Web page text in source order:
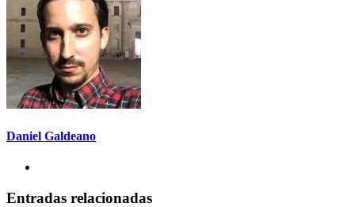
Daniel Galdeano
Entradas relacionadas